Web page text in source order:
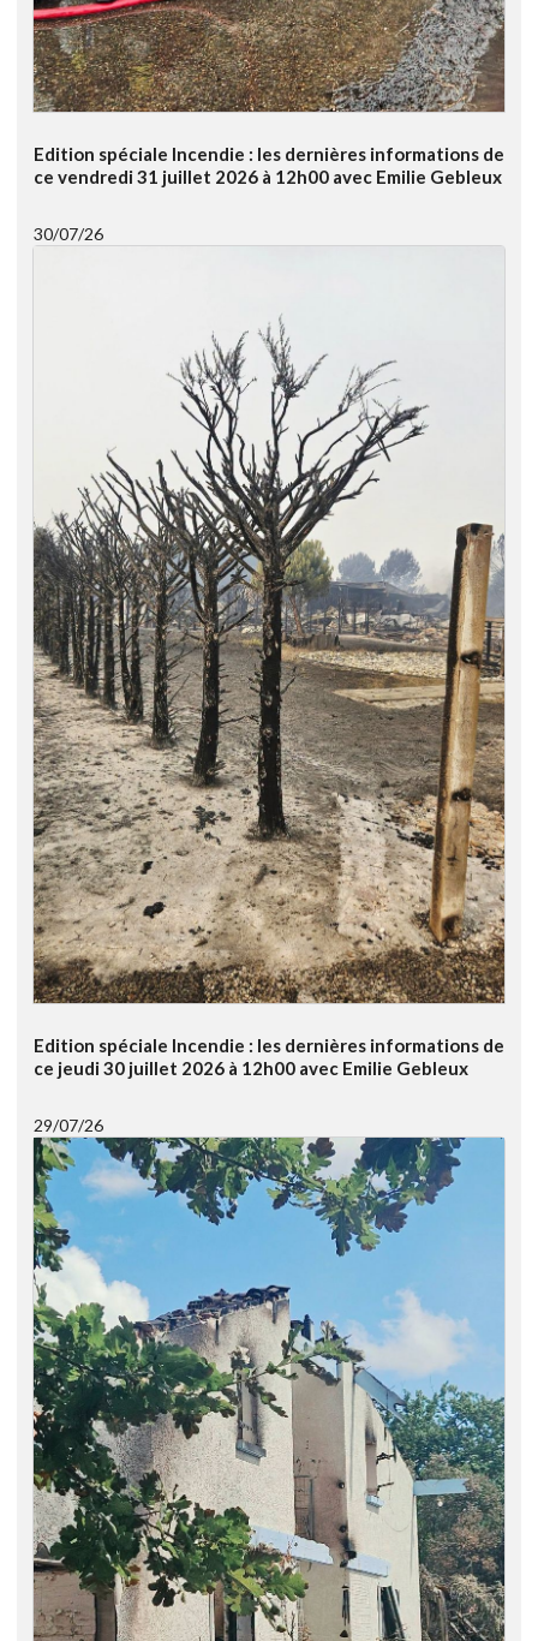
Edition spéciale Incendie : les dernières informations de
ce vendredi 31 juillet 2026 à 12h00 avec Emilie Gebleux
30/07/26
Edition spéciale Incendie : les dernières informations de
ce jeudi 30 juillet 2026 à 12h00 avec Emilie Gebleux
29/07/26